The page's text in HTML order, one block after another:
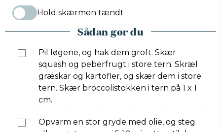
Hold skærmen tændt
Sådan gør du
Pil løgene, og hak dem groft. Skær
squash og peberfrugt i store tern. Skræl
græskar og kartofler, og skær dem i store
tern. Skær broccolistokken i tern på 1 x 1
cm.
Opvarm en stor gryde med olie, og steg